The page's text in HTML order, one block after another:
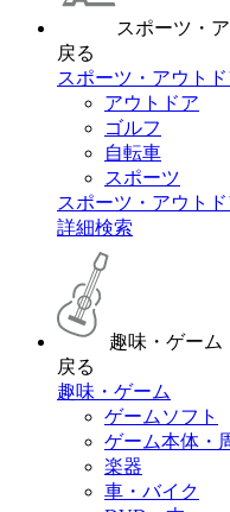
スポーツ・
戻る
スポーツ・アウト
アウトドア
ゴルフ
自転車
スポーツ
スポーツ・アウト
詳細検索
趣味・ゲーム
戻る
趣味・ゲーム
ゲームソフト
ゲーム本体・
楽器
車・バイク